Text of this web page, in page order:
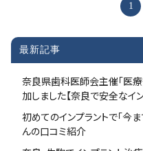
1
最新記事
奈良県歯科医師会主催「医
加しました【奈良で安全なイ
初めてのインプラントで「今
んの口コミ紹介